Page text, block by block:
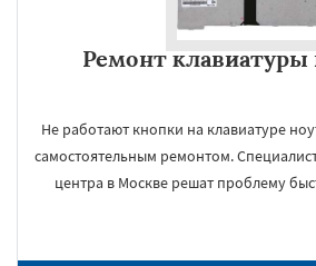
Ремонт клавиатуры
Не работают кнопки на клавиатуре
самостоятельным ремонтом.
центра в Москве решат проблему